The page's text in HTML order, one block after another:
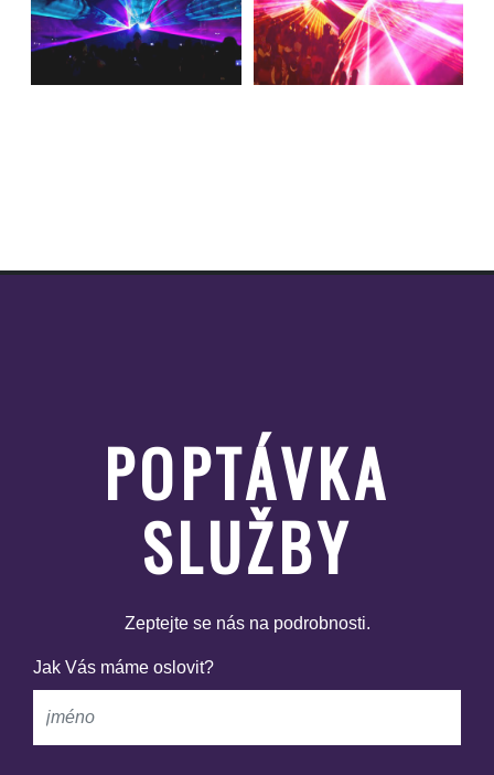
POPTÁVKA
SLUŽBY
Zeptejte se nás na podrobnosti.
Jak Vás máme oslovit?